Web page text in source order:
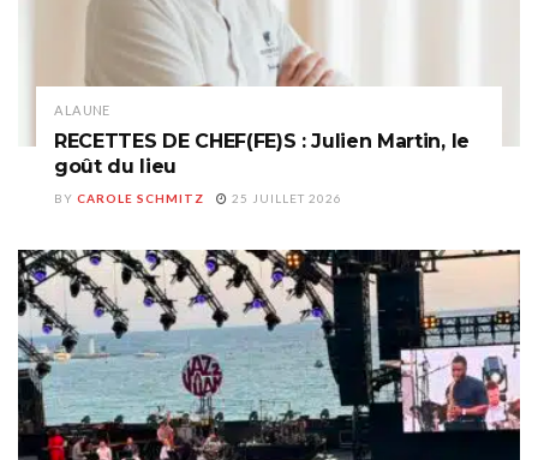
A LA UNE
RECETTES DE CHEF(FE)S : Julien Martin, le
goût du lieu
BY CAROLE SCHMITZ 25 JUILLET 2026